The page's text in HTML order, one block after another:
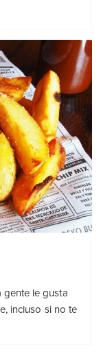
gente le gusta
incluso si no te